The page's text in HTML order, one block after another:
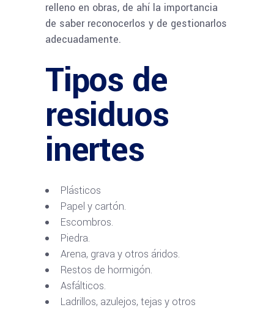
relleno en obras, de ahí la importancia
de saber reconocerlos y de gestionarlos
adecuadamente.
Tipos de
residuos
inertes
Plásticos
Papel y cartón.
Escombros.
Piedra.
Arena, grava y otros áridos.
Restos de hormigón.
Asfálticos.
Ladrillos, azulejos, tejas y otros